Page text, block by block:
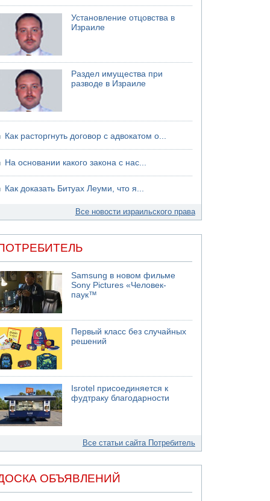
Установление отцовства в
Израиле
Раздел имущества при
разводе в Израиле
Как расторгнуть договор с адвокатом о...
На основании какого закона с нас...
Как доказать Битуах Леуми, что я...
Все новости израильского права
Samsung в новом фильме
Sony Pictures «Человек-
паук™
Первый класс без случайных
решений
Isrotel присоединяется к
фудтраку благодарности
Все статьи сайта Потребитель
ОБЪЯВЛЕНИЙ